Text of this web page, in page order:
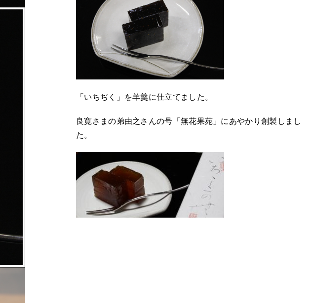
「いちぢく」を羊羹に仕立てました。
良寛さまの弟由之さんの号「無花果苑」にあやかり創製しまし
た。